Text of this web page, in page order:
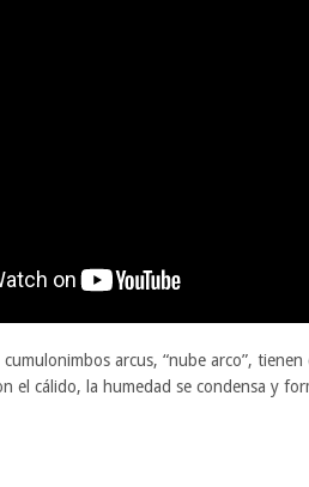
arcus, “nube arco”,
el cálido, la humedad se condensa y